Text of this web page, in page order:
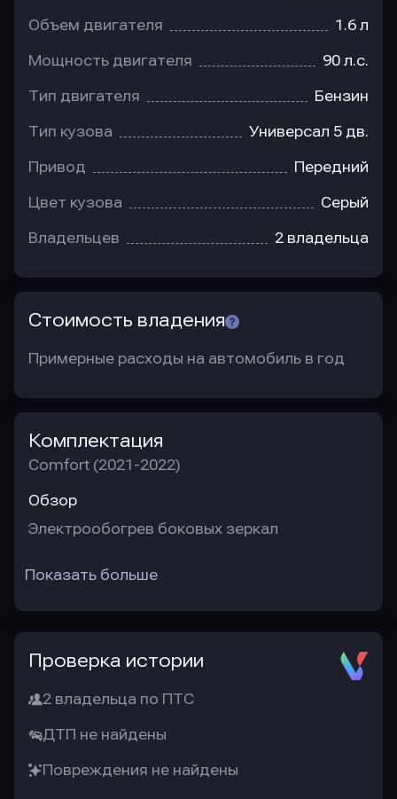
Объем двигателя 1.6 л
Мощность двигателя 90 л.с.
Тип двигателя Бензин
Тип кузова Универсал 5 дв.
Привод Передний
Цвет кузова Серый
Владельцев 2 владельца
Стоимость владения
Примерные расходы на автомобиль в год
Комплектация
Comfort (2021-2022)
Обзор
Электрообогрев боковых зеркал
Показать больше
Проверка истории
2 владельца по ПТС
ДТП не найдены
Повреждения не найдены